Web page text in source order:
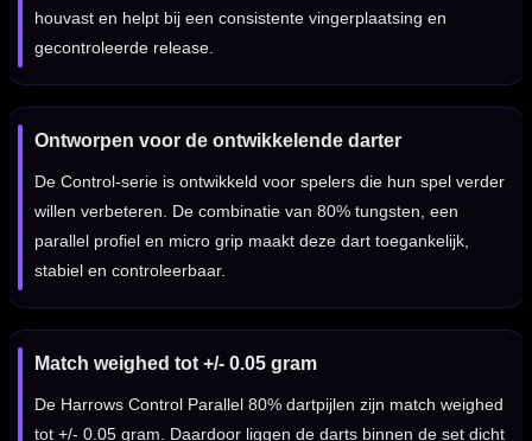
houvast en helpt bij een consistente vingerplaatsing en
gecontroleerde release.
Ontworpen voor de ontwikkelende darter
De Control-serie is ontwikkeld voor spelers die hun spel verder
willen verbeteren. De combinatie van 80% tungsten, een
parallel profiel en micro grip maakt deze dart toegankelijk,
stabiel en controleerbaar.
Match weighed tot +/- 0.05 gram
De Harrows Control Parallel 80% dartpijlen zijn match weighed
tot +/- 0.05 gram. Daardoor liggen de darts binnen de set dicht